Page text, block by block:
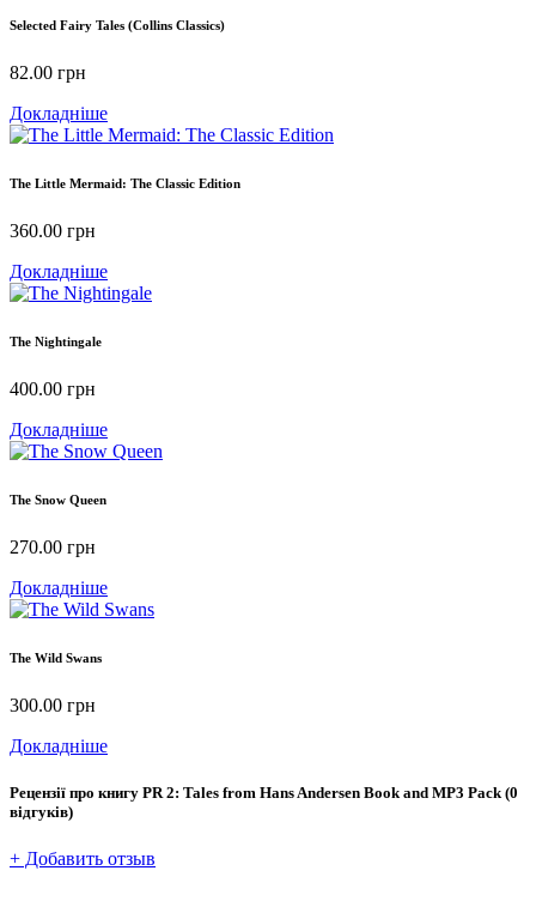
Selected Fairy Tales (Collins Classics)
82.00 грн
Докладніше
The Little Mermaid: The Classic Edition
360.00 грн
Докладніше
The Nightingale
400.00 грн
Докладніше
The Snow Queen
270.00 грн
Докладніше
The Wild Swans
300.00 грн
Докладніше
Рецензії про книгу PR 2: Tales from Hans Andersen Book and MP3 Pack (0
відгуків)
+ Добавить отзыв